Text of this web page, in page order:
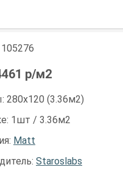
105276
р/м2
280х120 (3.36м2)
1шт / 3.36м2
Matt
Staroslabs